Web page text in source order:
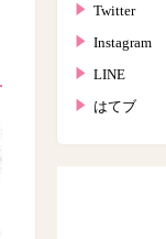
Twitter
Instagram
LINE
はてブ